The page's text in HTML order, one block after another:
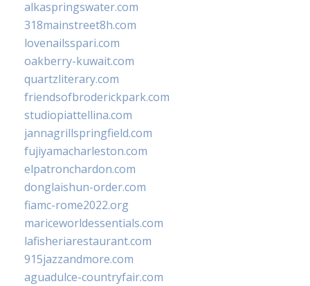
alkaspringswater.com
318mainstreet8h.com
lovenailsspari.com
oakberry-kuwait.com
quartzliterary.com
friendsofbroderickpark.com
studiopiattellina.com
jannagrillspringfield.com
fujiyamacharleston.com
elpatronchardon.com
donglaishun-order.com
fiamc-rome2022.org
mariceworldessentials.com
lafisheriarestaurant.com
915jazzandmore.com
aguadulce-countryfair.com